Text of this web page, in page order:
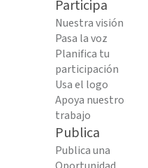
Participa
Nuestra visión
Pasa la voz
Planifica tu
participación
Usa el logo
Apoya nuestro
trabajo
Publica
Publica una